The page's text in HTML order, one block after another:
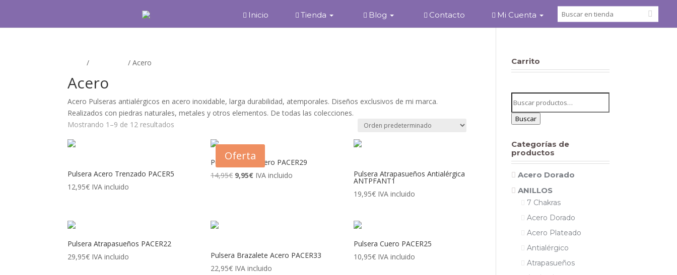
Inicio Tienda Blog Contacto Mi Cuenta
/ / Acero
Acero
Acero Pulseras antialérgicos en acero inoxidable, larga durabilidad, atemporales. Diseños exclusivos de mi marca.
Realizados con piedras naturales, metales y otros elementos. De todas las colecciones.
Mostrando 1–9 de 12 resultados
Pulsera Acero Trenzado PACER5
12,95€ IVA incluido
Oferta
Pulsera Árbol Acero PACER29
14,95€ El
9,95€ElIVA incluido Pulsera Atrapasueños Antialérgica
ANTPFANT1
19,95€ IVA incluido
Pulsera Atrapasueños PACER22
29,95€ IVA incluido
Pulsera Brazalete Acero PACER33
22,95€ IVA incluido
Pulsera Cuero PACER25
10,95€ IVA incluido
Carrito
por:
Buscar
Categorías de
productos
Acero Dorado
ANILLOS
7 Chakras
Acero Dorado
Acero Plateado
Antialérgico
Atrapasueños